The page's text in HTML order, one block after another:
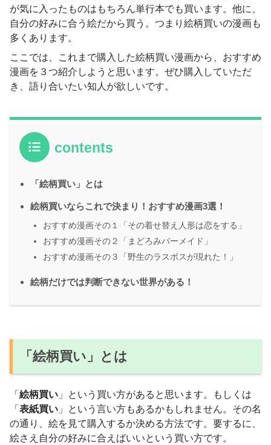
が気に入ったものはもちろん単行本でも買います。他に、
自分の好みに合う絵だから買う。つまり絵柄買いの漫画も
多くあります。
ここでは、これまで購入した絵柄買い漫画から、おすすめ
漫画を３つ紹介しようと思います。ぜひ購入していただ
き、語り合いたい知人が欲しいです。
contents
「絵柄買い」とは
絵柄買いならこれで決まり！おすすめ漫画3選！
おすすめ漫画その１「その着せ替え人形は恋をする」
おすすめ漫画その２「まどろみバーメイド」
おすすめ漫画その３「野生のラスボスが現れた！」
絵柄だけでは判断できない世界がある！
「絵柄買い」とは
「 絵柄買い 」という買い方があると思います。もしくは
「 表紙買い 」という言い方もあるかもしれません。その名
の通り、絵を見て購入するか決める方法です。要するに、
絵さえ自分の好みに合えばいいという買い方です。